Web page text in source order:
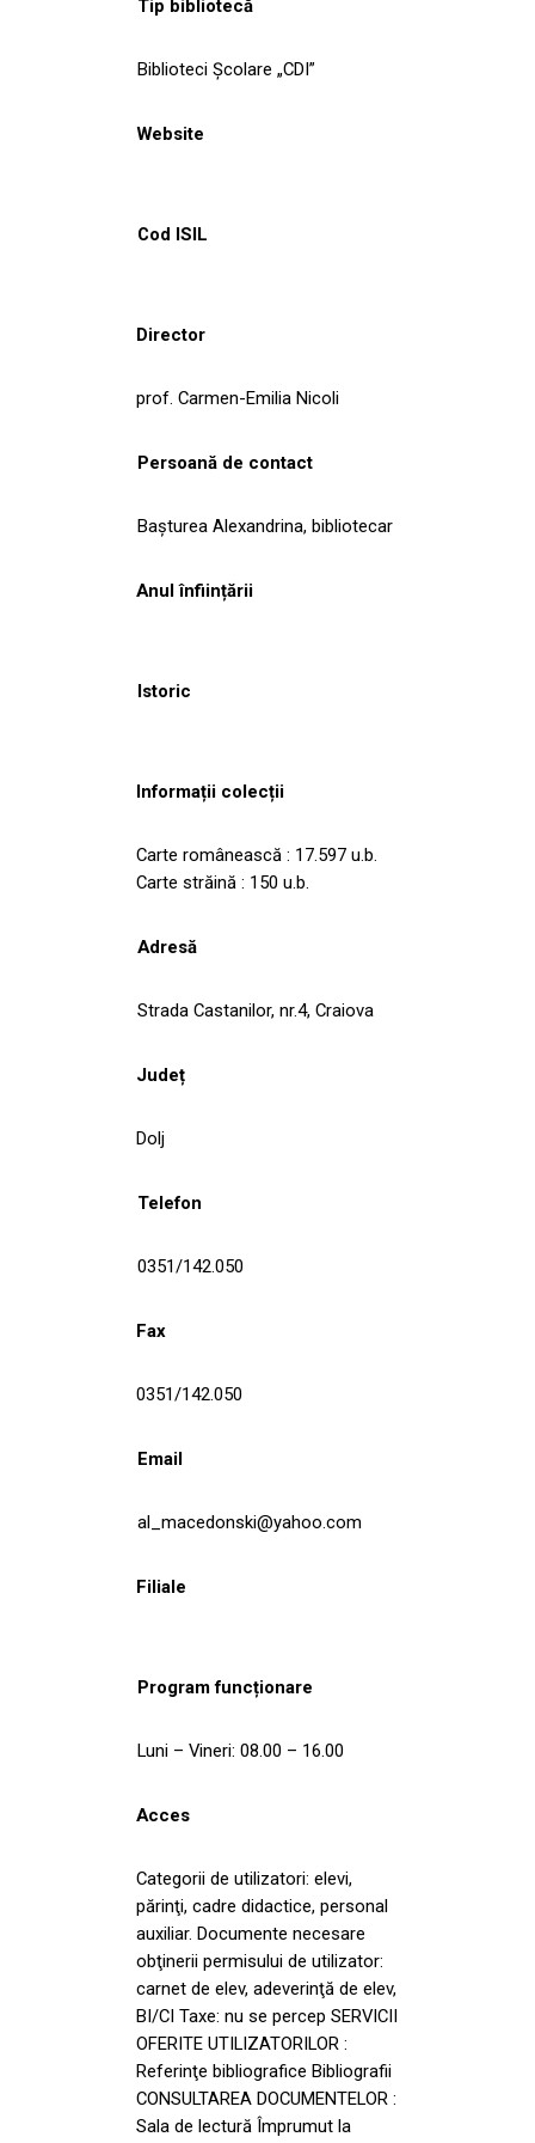
Tip bibliotecă
Biblioteci Școlare „CDI”
Website
Cod ISIL
Director
prof. Carmen-Emilia Nicoli
Persoană de contact
Başturea Alexandrina, bibliotecar
Anul înființării
Istoric
Informații colecții
Carte românească : 17.597 u.b.
Carte străină : 150 u.b.
Adresă
Strada Castanilor, nr.4, Craiova
Județ
Dolj
Telefon
0351/142.050
Fax
0351/142.050
Email
al_macedonski@yahoo.com
Filiale
Program funcționare
Luni – Vineri: 08.00 – 16.00
Acces
Categorii de utilizatori: elevi,
părinţi, cadre didactice, personal
auxiliar. Documente necesare
obţinerii permisului de utilizator:
carnet de elev, adeverinţă de elev,
BI/CI Taxe: nu se percep SERVICII
OFERITE UTILIZATORILOR :
Referinţe bibliografice Bibliografii
CONSULTAREA DOCUMENTELOR :
Sala de lectură Împrumut la